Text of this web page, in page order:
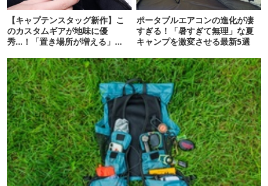
【キャプテンスタッグ新作】こ
のカスタムギアが地味に優
秀…！「置き場所が増える」
ポータブルエアコンの進化が凄
すぎる！「暑すぎて無理」な夏
キャンプを激変させる最新5選